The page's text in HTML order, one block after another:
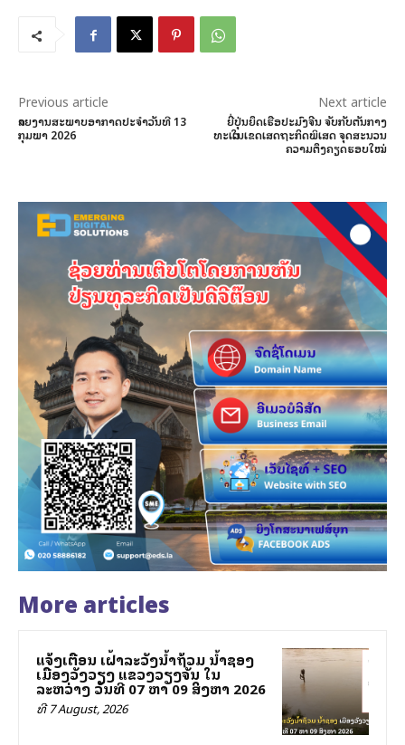
Previous article
ລາຍງານສະພາບອາກາດປະຈໍາວັນທີ 13
ກຸມພາ 2026
Next article
ຍີ່ປຸ່ນຍຶດເຮືອປະມົງຈີນ ຈັບກັບຕັນກາງ
ທະເລໃນເຂດເສດຖະກິດພິເສດ ຈຸດສະນວນ
ຄວາມຕຶງຄຽດຮອບໃໝ່
More articles
ແຈ້ງເຕືອນ ເຝົ້າລະວັງນ້ຳຖ້ວມ ນ້ຳຊອງ
ເມືອງວັງວຽງ ແຂວງວຽງຈັນ ໃນ
ລະຫວ່າງ ວັນທີ 07 ຫາ 09 ສິງຫາ 2026
ທີ 7 August, 2026